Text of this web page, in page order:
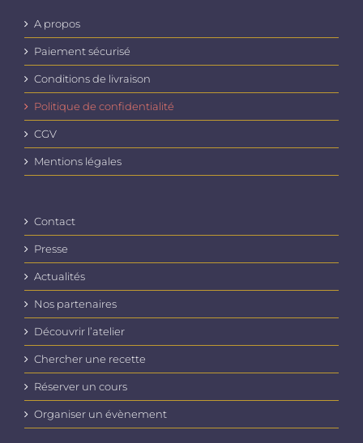
A propos
Paiement sécurisé
Conditions de livraison
Politique de confidentialité
CGV
Mentions légales
Contact
Presse
Actualités
Nos partenaires
Découvrir l’atelier
Chercher une recette
Réserver un cours
Organiser un évènement